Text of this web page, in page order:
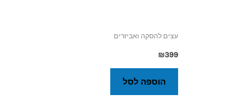
עצים להסקה ואביזרים
₪399
הוספה לסל